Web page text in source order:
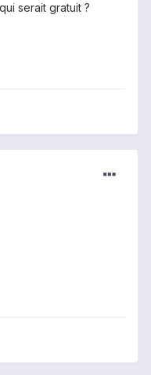
serait gratuit ?